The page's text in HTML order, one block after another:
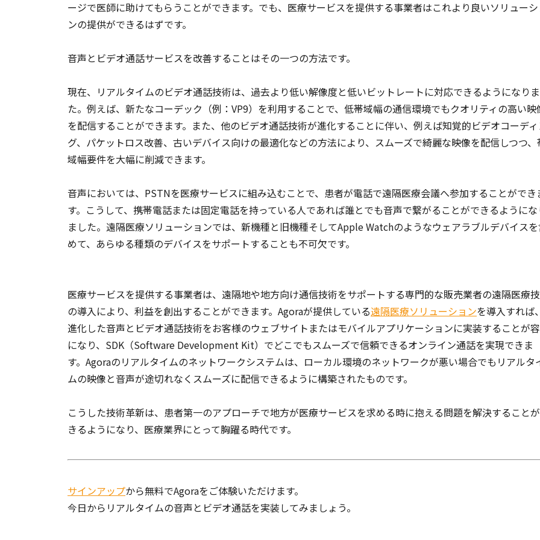
ージで医師に助けてもらうことができます。でも、医療サービスを提供する事業者はこれより良いソリューシ
ンの提供ができるはずです。
音声とビデオ通話サービスを改善することはその一つの方法です。
現在、リアルタイムのビデオ通話技術は、過去より低い解像度と低いビットレートに対応できるようになり
た。例えば、新たなコーデック（例：VP9）を利用することで、低帯域幅の通信環境でもクオリティの高い映
を配信することができます。また、他のビデオ通話技術が進化することに伴い、例えば知覚的ビデオコーデ
グ、パケットロス改善、古いデバイス向けの最適化などの方法により、スムーズで綺麗な映像を配信しつつ、
域幅要件を大幅に削減できます。
音声においては、PSTNを医療サービスに組み込むことで、患者が電話で遠隔医療会議へ参加することができ
す。こうして、携帯電話または固定電話を持っている人であれば誰とでも音声で繋がることができるようにな
ました。遠隔医療ソリューションでは、新機種と旧機種そしてApple Watchのようなウェアラブルデバイス
めて、あらゆる種類のデバイスをサポートすることも不可欠です。
医療サービスを提供する事業者は、遠隔地や地方向け通信技術をサポートする専門的な販売業者の遠隔医療
の導入により、利益を創出することができます。Agoraが提供している遠隔医療ソリューションを導入すれば、
進化した音声とビデオ通話技術をお客様のウェブサイトまたはモバイルアプリケーションに実装することが
になり、SDK（Software Development Kit）でどこでもスムーズで信頼できるオンライン通話を実現できま
す。Agoraのリアルタイムのネットワークシステムは、ローカル環境のネットワークが悪い場合でもリアルタ
ムの映像と音声が途切れなくスムーズに配信できるように構築されたものです。
こうした技術革新は、患者第一のアプローチで地方が医療サービスを求める時に抱える問題を解決すること
きるようになり、医療業界にとって胸躍る時代です。
サインアップから無料でAgoraをご体験いただけます。
今日からリアルタイムの音声とビデオ通話を実装してみましょう。